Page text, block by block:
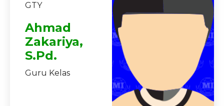
GTY
Ahmad
Zakariya,
S.Pd.
Guru Kelas